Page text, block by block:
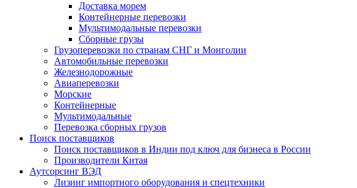
Доставка морем
Контейнерные перевозки
Мультимодальные перевозки
Сборные грузы
Грузоперевозки по странам СНГ и Монголии
Автомобильные перевозки
Железнодорожные
Авиаперевозки
Морские
Контейнерные
Мультимодальные
Перевозка сборных грузов
Поиск поставщиков
Поиск поставщиков в Индии под ключ для бизнеса в России
Производители Китая
Аутсорсинг ВЭД
Лизинг импортного оборудования и спецтехники